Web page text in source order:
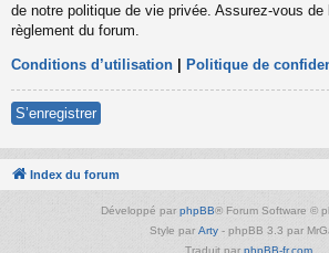
de notre politique de vie privée. Assurez-vous de
règlement du forum.
Conditions d’utilisation | Politique de
S’enregistrer
Index du forum
Développé par phpBB® Forum Software ©
Style par Arty - phpBB 3.3 par
Traduit par phpBB-fr.com